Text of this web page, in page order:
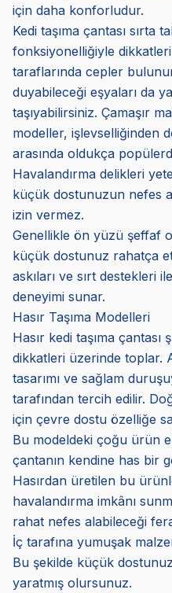
için daha konforludur.
Kedi taşıma çantası sırta
fonksiyonelliğiyle
taraflarında cepler
duyabileceği eşyaları da
taşıyabilirsiniz. Çamaşır
modeller, işlevselliğinden
arasında oldukça
Havalandırma delikleri
küçük dostunuzun nefes
izin vermez.
Genellikle ön yüzü şeffaf
küçük dostunuz rahatça
askıları ve sırt destekleri
deneyimi sunar.
Hasır Taşıma Modelleri
Hasır kedi taşıma
dikkatleri üzerinde toplar.
tasarımı ve sağlam
tarafından tercih edilir.
için çevre dostu özelliğe
Bu modeldeki çoğu ürün
çantanın kendine has bir
Hasırdan üretilen bu
havalandırma imkânı
rahat nefes alabileceği
İç tarafına yumuşak
Bu şekilde küçük
yaratmış olursunuz.